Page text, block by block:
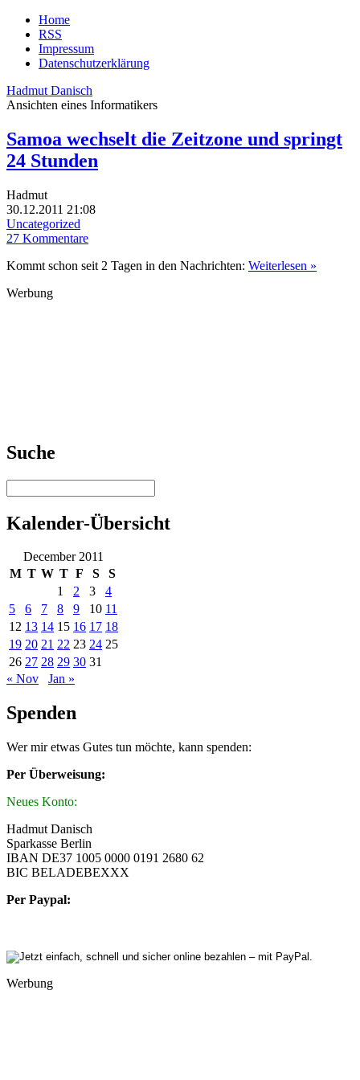
Home
RSS
Impressum
Datenschutzerklärung
Hadmut Danisch
Ansichten eines Informatikers
Samoa wechselt die Zeitzone und springt
24 Stunden
Hadmut
30.12.2011 21:08
Uncategorized
27 Kommentare
Kommt schon seit 2 Tagen in den Nachrichten: Weiterlesen »
Werbung
Suche
Kalender-Übersicht
December 2011
M T W T F S
S
1
2 3
4
5
6 7 8 9 10 11
12 13 14 15 16 17 18
19 20 21 22 23 24 25
26 27 28 29 30 31
« Nov
Jan »
Spenden
Wer mir etwas Gutes tun möchte, kann spenden:
Per Überweisung:
Neues Konto:
Hadmut Danisch
Sparkasse Berlin
IBAN DE37 1005 0000 0191 2680 62
BIC BELADEBEXXX
Per Paypal:
Werbung